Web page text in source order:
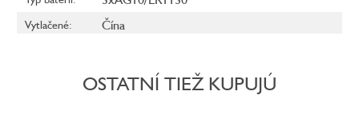
Vytlačené: Čína
OSTATNÍ TIEŽ KUPUJÚ